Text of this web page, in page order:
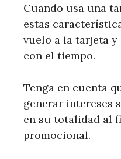
Cuando usa una
estas
vuelo a la tarjeta
con el tiempo.
Tenga en cuenta
generar intereses
en su totalidad al
promocional.